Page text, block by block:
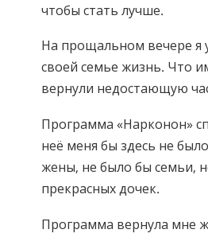
чтобы стать лучше.
На прощальном вечере я
своей семье жизнь. Что
вернули недостающую
Программа «Нарконон»
неё меня бы здесь не
жены, не было бы семьи,
прекрасных дочек.
Программа вернула мне